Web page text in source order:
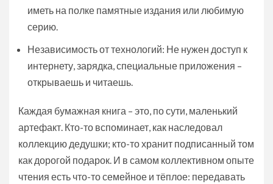
иметь на полке памятные издания или любимую
серию.
Независимость от технологий: Не нужен доступ к
интернету, зарядка, специальные приложения –
открываешь и читаешь.
Каждая бумажная книга – это, по сути, маленький
артефакт. Кто-то вспоминает, как наследовал
коллекцию дедушки; кто-то хранит подписанный том
как дорогой подарок. И в самом коллективном опыте
чтения есть что-то семейное и тёплое: передавать